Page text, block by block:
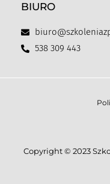
BIURO
538 309 443
Copyright © 2023